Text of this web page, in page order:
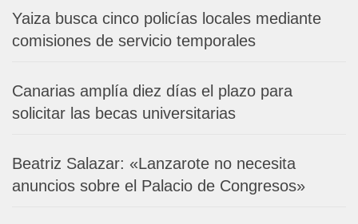
Yaiza busca cinco policías locales mediante
comisiones de servicio temporales
Canarias amplía diez días el plazo para
solicitar las becas universitarias
Beatriz Salazar: «Lanzarote no necesita
anuncios sobre el Palacio de Congresos»